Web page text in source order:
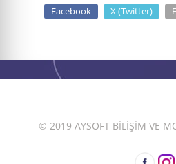
Facebook X (Twitter)
© 2019 AYSOFT BİLİŞİM VE